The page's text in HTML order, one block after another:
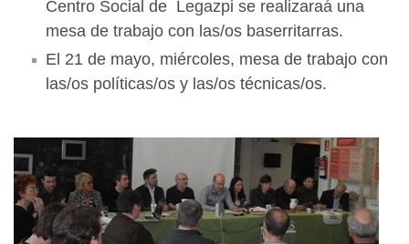
Centro Social de Legazpi se realizaraá una
mesa de trabajo con las/os baserritarras.
El 21 de mayo, miércoles, mesa de trabajo con
las/os políticas/os y las/os técnicas/os.